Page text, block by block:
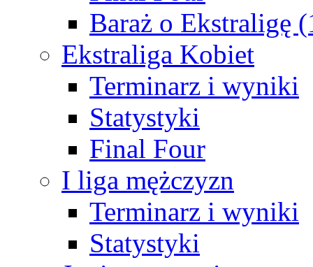
Baraż o Ekstraligę
Ekstraliga Kobiet
Terminarz i wyniki
Statystyki
Final Four
I liga mężczyzn
Terminarz i wyniki
Statystyki